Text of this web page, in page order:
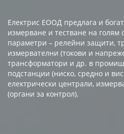
Електрис ЕООД предлага и
измерване и тестване на голям
параметри – релейни защити,
измервателни (токови и
трансформатори и др. в
подстанции (ниско, средно и
електрически централи,
(органи за контрол).